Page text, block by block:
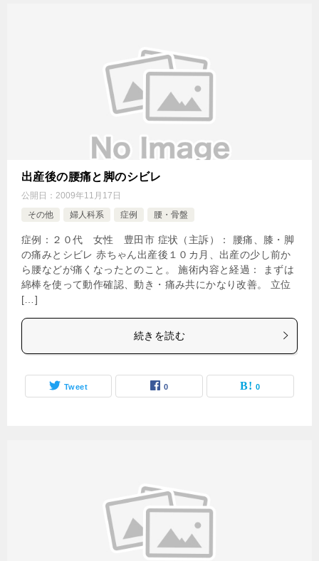
出産後の腰痛と脚のシビレ
公開日： 2009年11月17日
その他
婦人科系 症例 腰・骨盤
症例：２０代 女性 豊田市 症状（主訴）： 腰痛、膝・脚
の痛みとシビレ 赤ちゃん出産後１０カ月、出産の少し前か
ら腰などが痛くなったとのこと。 施術内容と経過： まずは
綿棒を使って動作確認、動き・痛み共にかなり改善。 立位
[…]
続きを読む
Tweet 0 0